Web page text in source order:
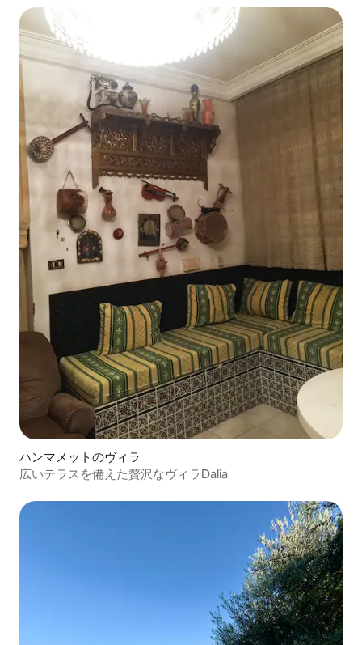
ハンマメットのヴィラ
広いテラスを備えた贅沢なヴィラDalia